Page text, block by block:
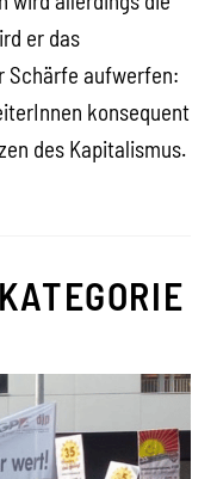
er das
Schärfe aufwerfen:
konsequent
des Kapitalismus.